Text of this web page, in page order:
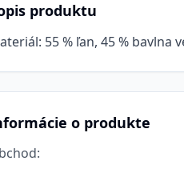
produktu
55 % ľan, 45 % bavlna
o produkte
: